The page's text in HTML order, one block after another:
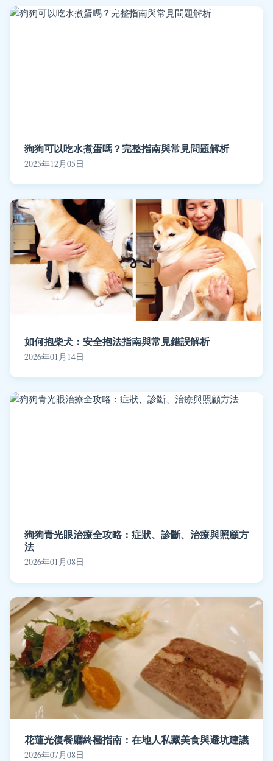
狗狗可以吃水煮蛋嗎？完整指南與常見問題解析
2025年12月05日
如何抱柴犬：安全抱法指南與常見錯誤解析
2026年01月14日
狗狗青光眼治療全攻略：症狀、診斷、治療與照顧方
法
2026年01月08日
花蓮光復餐廳終極指南：在地人私藏美食與避坑建議
2026年07月08日